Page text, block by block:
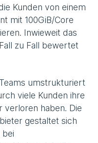
Kunden von einem
mit 100GiB/Core
Inwieweit das
zu Fall bewertet
umstrukturiert
viele Kunden ihre
verloren haben. Die
gestaltet sich